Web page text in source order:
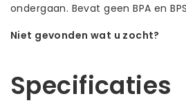
ondergaan. Bevat geen BPA en
Niet gevonden wat u zocht?
Specificaties